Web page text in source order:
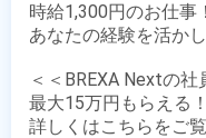
時給1,300円のお仕事！
あなたの経験を活か
＜＜BREXA Nextの
最大15万円もらえる